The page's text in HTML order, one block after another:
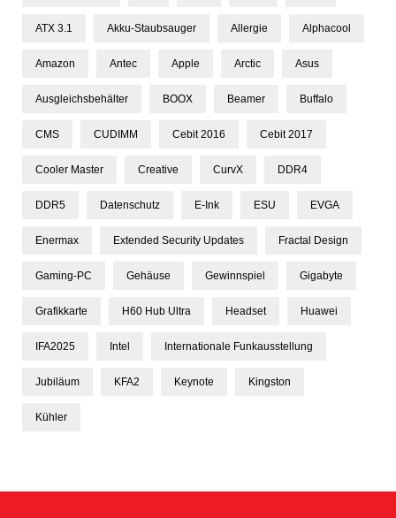
ATX 3.1 Akku-Staubsauger Allergie Alphacool
Amazon Antec Apple Arctic Asus
Ausgleichsbehälter BOOX Beamer Buffalo
CMS CUDIMM Cebit 2016 Cebit 2017
Cooler Master Creative CurvX DDR4
DDR5 Datenschutz E-Ink ESU EVGA
Enermax Extended Security Updates Fractal Design
Gaming-PC Gehäuse Gewinnspiel Gigabyte
Grafikkarte H60 Hub Ultra Headset Huawei
IFA2025 Intel Internationale Funkausstellung
Jubiläum KFA2 Keynote Kingston
Kühler